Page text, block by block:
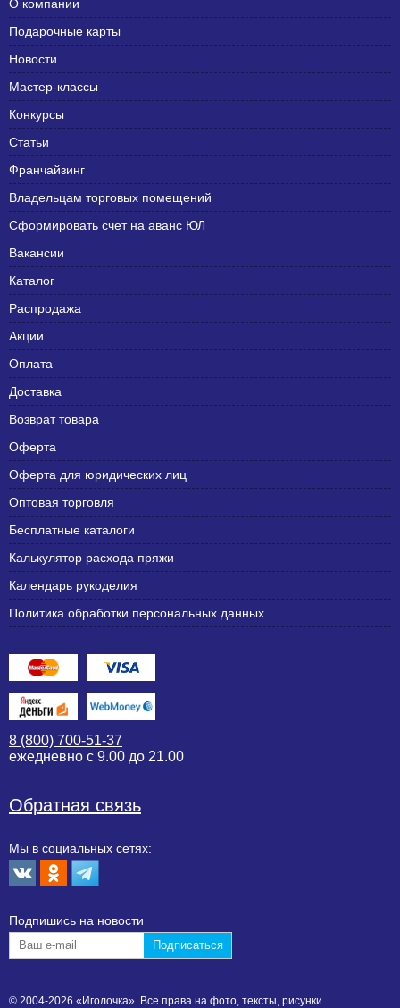
О компании
Подарочные карты
Новости
Мастер-классы
Конкурсы
Статьи
Франчайзинг
Владельцам торговых помещений
Сформировать счет на аванс ЮЛ
Вакансии
Каталог
Распродажа
Акции
Оплата
Доставка
Возврат товара
Оферта
Оферта для юридических лиц
Оптовая торговля
Бесплатные каталоги
Калькулятор расхода пряжи
Календарь рукоделия
Политика обработки персональных данных
8 (800) 700-51-37
ежедневно с 9.00 до 21.00
Обратная связь
Мы в социальных сетях:
Подпишиcь на новости
© 2004-2026 «Иголочка». Все права на фото, тексты, рисунки